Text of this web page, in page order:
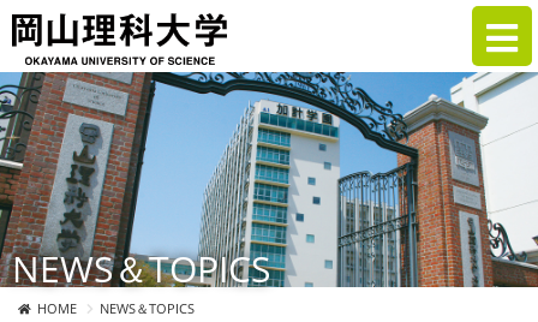
NEWS＆TOPICS
HOME
NEWS＆TOPICS